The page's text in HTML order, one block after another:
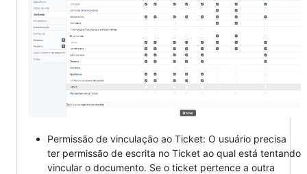
Permissão de vinculação ao Ticket: O usuário precisa
ter permissão de escrita no Ticket ao qual está tentando
vincular o documento. Se o ticket pertence a outra